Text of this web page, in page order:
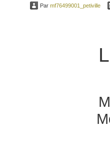
Par mf76499001_petiville